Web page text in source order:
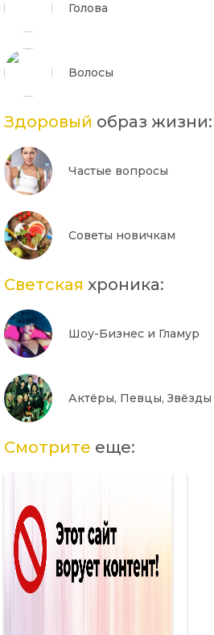
Голова
Волосы
Здоровый образ жизни:
Частые вопросы
Советы новичкам
Светская хроника:
Шоу-Бизнес и Гламур
Актёры, Певцы, Звёзды
Смотрите еще: